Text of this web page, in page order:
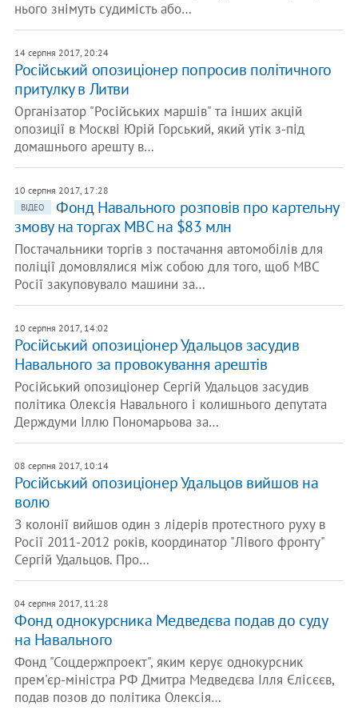
нього знімуть судимість або…
14 серпня 2017, 20:24
Російський опозиціонер попросив політичного
притулку в Литви
Організатор "Російських маршів" та інших акцій
опозиції в Москві Юрій Горський, який утік з-під
домашнього арешту в…
10 серпня 2017, 17:28
ВІДЕО
Фонд Навального розповів про картельну
змову на торгах МВС на $83 млн
Постачальники торгів з постачання автомобілів для
поліції домовлялися між собою для того, щоб МВС
Росії закуповувало машини за…
10 серпня 2017, 14:02
Російський опозиціонер Удальцов засудив
Навального за провокування арештів
Російський опозиціонер Сергій Удальцов засудив
політика Олексія Навального і колишнього депутата
Держдуми Іллю Пономарьова за…
08 серпня 2017, 10:14
Російський опозиціонер Удальцов вийшов на
волю
З колонії вийшов один з лідерів протестного руху в
Росії 2011-2012 років, координатор "Лівого фронту"
Сергій Удальцов. Про…
04 серпня 2017, 11:28
Фонд однокурсника Медведєва подав до суду
на Навального
Фонд "Соцдержпроект", яким керує однокурсник
прем'єр-міністра РФ Дмитра Медведєва Ілля Єлісєєв,
подав позов до політика Олексія…